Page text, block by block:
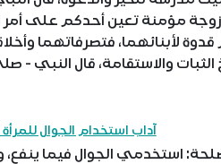
وزوجة مؤمنة تعين أحدكم على أمر
قدوة لأبنائهما، فتصرفاتهما
والاستقامة، قال النبي -
آداب استخدام الجوال
استخدمي الجوال فيما ينفع،